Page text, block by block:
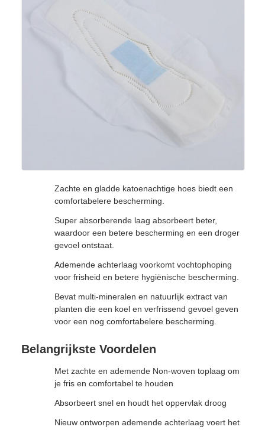
Zachte en gladde katoenachtige hoes biedt een
comfortabelere bescherming.
Super absorberende laag absorbeert beter,
waardoor een betere bescherming en een droger
gevoel ontstaat.
Ademende achterlaag voorkomt vochtophoping
voor frisheid en betere hygiënische bescherming.
Bevat multi-mineralen en natuurlijk extract van
planten die een koel en verfrissend gevoel geven
voor een nog comfortabelere bescherming.
Belangrijkste Voordelen
Met zachte en ademende Non-woven toplaag om
je fris en comfortabel te houden
Absorbeert snel en houdt het oppervlak droog
Nieuw ontworpen ademende achterlaag voert het